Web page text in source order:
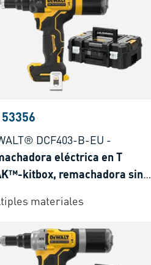
DCF403-B-EU -
eléctrica en T
kitbox, remachadora sin
materiales